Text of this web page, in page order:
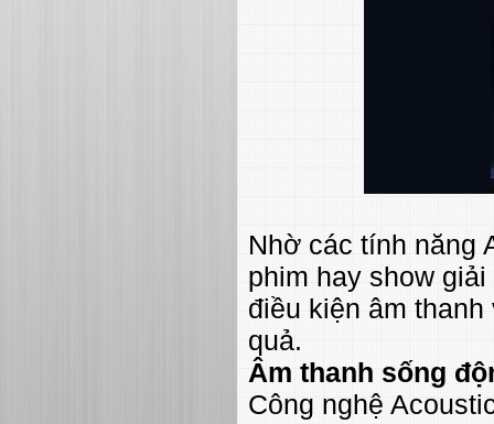
Nhờ các tính năng
phim hay show
điều kiện âm
quả.
Âm thanh sống
Công nghệ